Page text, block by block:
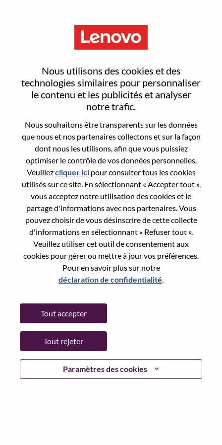
Nous utilisons des cookies et des
technologies similaires pour personnaliser
le contenu et les publicités et analyser
notre trafic.
Nous souhaitons être transparents sur les données
que nous et nos partenaires collectons et sur la façon
dont nous les utilisons, afin que vous puissiez
optimiser le contrôle de vos données personnelles.
Veuillezcliquer icipour consulter tous les cookies
utilisés sur ce site. En sélectionnant « Accepter tout »,
vous acceptez notre utilisation des cookies et le
partage d'informations avec nos partenaires. Vous
pouvez choisir de vous désinscrire de cette collecte
d'informations en sélectionnant « Refuser tout ».
Veuillez utiliser cet outil de consentement aux
cookies pour gérer ou mettre à jour vos préférences.
Pour en savoir plus sur notre
déclaration de confidentialité.
Paramètres des cookies
Tout accepter
Tout rejeter
Reset password
Are you sure you want to reset your
Enter the email address associated with your
account, then click "Continue".
We will email you a link to reset your
password.
Reset password with your e-mail
E-mail*
Continue
Go Back